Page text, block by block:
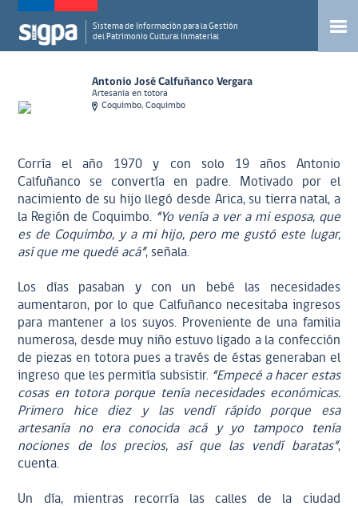
Sistema de Información para la Gestión
del Patrimonio Cultural Inmaterial
Antonio José Calfuñanco Vergara
Artesanía en totora
Coquimbo, Coquimbo
Corría el año 1970 y con solo 19 años Antonio
Calfuñanco se convertía en padre. Motivado por el
nacimiento de su hijo llegó desde Arica, su tierra natal, a
la Región de Coquimbo. “Yo venía a ver a mi esposa, que
es de Coquimbo, y a mi hijo, pero me gustó este lugar,
así que me quedé acá”, señala.
Los días pasaban y con un bebé las necesidades
aumentaron, por lo que Calfuñanco necesitaba ingresos
para mantener a los suyos. Proveniente de una familia
numerosa, desde muy niño estuvo ligado a la confección
de piezas en totora pues a través de éstas generaban el
ingreso que les permitía subsistir. “Empecé a hacer estas
cosas en totora porque tenía necesidades económicas.
Primero hice diez y las vendí rápido porque esa
artesanía no era conocida acá y yo tampoco tenía
nociones de los precios, así que las vendí baratas”,
cuenta.
Un día, mientras recorría las calles de la ciudad